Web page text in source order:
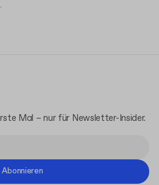
Mal – nur für Newsletter-Insider.
Abonnieren